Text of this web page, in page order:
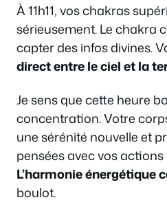
À 11h11, vos chakras
sérieusement. Le chakra
capter des infos divines.
direct entre le ciel et la
Je sens que cette heure
concentration. Votre
une sérénité nouvelle et
pensées avec vos
L’harmonie énergétique
boulot.